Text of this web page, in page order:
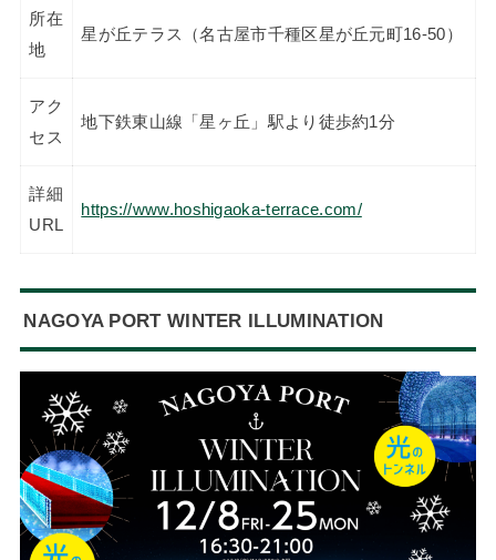
所在
地
星が丘テラス（名古屋市千種区星が丘元町16-50）
アク
セス
地下鉄東山線「星ヶ丘」駅より徒歩約1分
詳細
URL
https://www.hoshigaoka-terrace.com/
NAGOYA PORT WINTER ILLUMINATION